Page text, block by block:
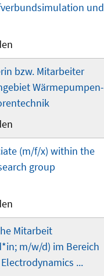
und
bzw. Mitarbeiter
Wärmepumpen-
(m/f/x) within the
group
Mitarbeit
m/w/d) im Bereich
...